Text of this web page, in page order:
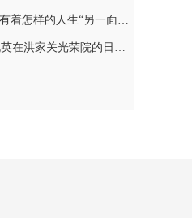
这些“城市奔跑者”，有着怎样的人生“另一面”？
她只道寻常——贺晓英在洪家关光荣院的日与夜